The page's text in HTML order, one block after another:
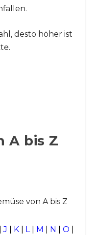
desto höher ist
A bis Z
von A bis Z
|J K| L| M N O